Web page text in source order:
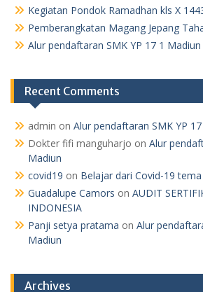
Kegiatan Pondok Ramadhan kls X
Pemberangkatan Magang Jepang
Alur pendaftaran SMK YP 17 1 Madiun
Recent Comments
admin on Alur pendaftaran SMK YP
Dokter fifi manguharjo on Alur
Madiun
covid19 on Belajar dari Covid-19
Guadalupe Camors on AUDIT
INDONESIA
Panji setya pratama on Alur
Madiun
Archives